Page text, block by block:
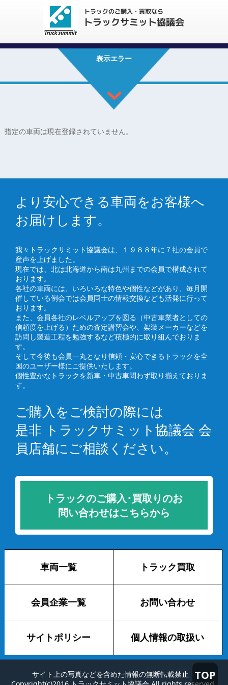
TOP
表示エラー
指定の車両は現在登録されていません。
より安心できる車両をお客様へ
お届けします。
我々トラックサミット協議会は、１９８８年に７社の会員で
産声を上げました。
現在では、北は北海道から南は九州までの会員で構成されて
おります。
各社の車両には、いろいろな特色や個性などがあり、毎月開
催している例会では会員同士の情報交換なども活発に行って
おります。
また、会員各社のレベルアップを図る（中古車業者としての
信頼度を上げる）ための査定講習会や、架装メーカーなどを
訪問し製造工程を勉強するなど積極的に取り組んでおりま
す。
そして今後も会員一丸となり信頼・安心できるトラックを全
国のユーザー様にご提供いたします。
個性豊かなトラックを新車・中古車問わず取り揃えておりま
す。
ご購入をご検討の際には
是非 トラックサミット協議会 会
員店舗にご相談ください。
トラックのご購入･買取りのお
問い合わせはこちらから
車両一覧 トラック買取
会員企業一覧 お問い合わせ
サイトポリシー 個人情報の取扱い
サイト上の写真などを含めた情報の無断転載禁止